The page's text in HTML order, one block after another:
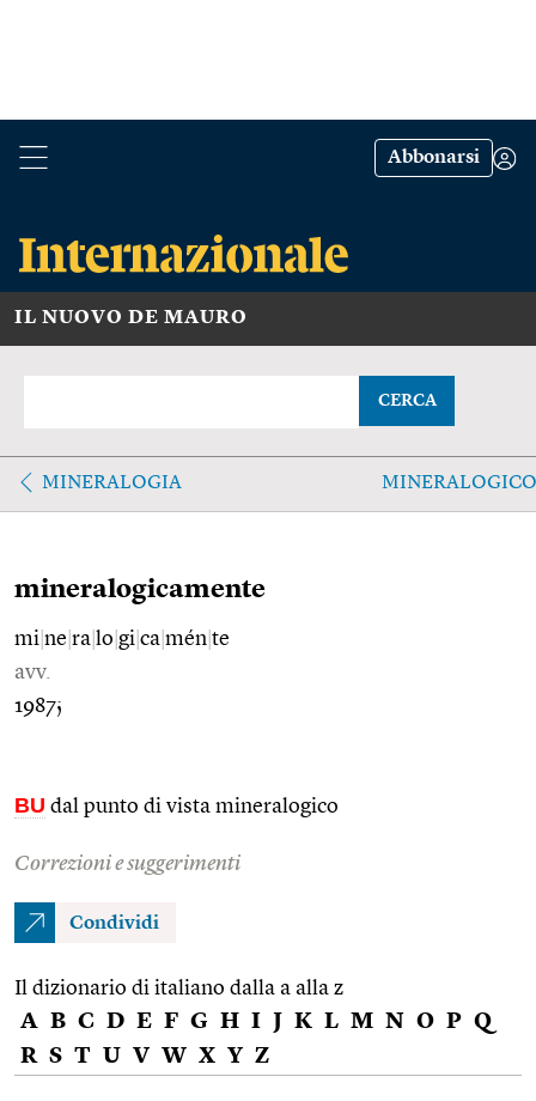
Abbonarsi
IL NUOVO DE MAURO
CERCA
MINERALOGIA MINERALOGICO
mineralogicamente
mi ne ra lo gi ca mén te
avv.
1987;
BU dal punto di vista mineralogico
Correzioni e suggerimenti
Condividi
Il dizionario di italiano dalla a alla z
A B C D E F G H I J K L M N O P Q
R S T U V W X Y Z